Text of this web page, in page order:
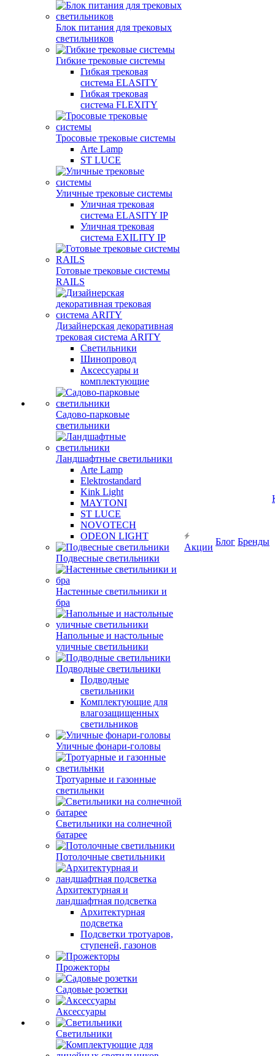
Блок питания для трековых
светильников
Гибкие трековые системы
Гибкая трековая
система ELASITY
Гибкая трековая
система FLEXITY
Тросовые трековые системы
Arte Lamp
ST LUCE
Уличные трековые системы
Уличная трековая
система ELASITY IP
Уличная трековая
система EXILITY IP
Готовые трековые системы
RAILS
Дизайнерская декоративная
трековая система ARITY
Светильники
Шинопровод
Аксессуары и
комплектующие
Садово-парковые
светильники
Ландшафтные светильники
Arte Lamp
Elektrostandard
Kink Light
MAYTONI
ST LUCE
NOVOTECH
ODEON LIGHT
Подвесные светильники
Настенные светильники и
бра
Напольные и настольные
уличные светильники
Подводные светильники
Подводные
светильники
Комплектующие для
влагозащищенных
светильников
Уличные фонари-головы
Тротуарные и газонные
светильнки
Светильники на солнечной
батарее
Потолочные светильники
Архитектурная и
ландшафтная подсветка
Архитектурная
подсветка
Подсветки тротуаров,
ступеней, газонов
Прожекторы
Садовые розетки
Аксессуары
Светильники
Акции
Блог Бренды